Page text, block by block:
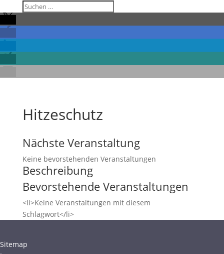
Hitzeschutz
Nächste Veranstaltung
Keine bevorstehenden Veranstaltungen
Beschreibung
Bevorstehende Veranstaltungen
<li>Keine Veranstaltungen mit diesem
Schlagwort</li>
Sitemap